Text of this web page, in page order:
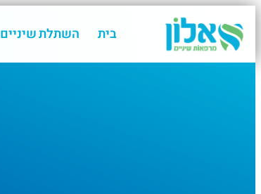
בית השתלת שיניים